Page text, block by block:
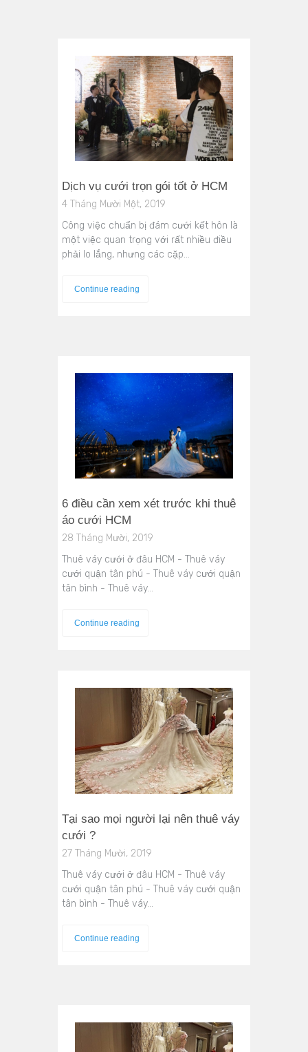
Dịch vụ cưới trọn gói tốt ở HCM
4 Tháng Mười Một, 2019
Công việc chuẩn bị đám cưới kết hôn là
một việc quan trọng với rất nhiều điều
phải lo lắng, nhưng các cặp…
Continue reading
6 điều cần xem xét trước khi thuê
áo cưới HCM
28 Tháng Mười, 2019
Thuê váy cưới ở đâu HCM - Thuê váy
cưới quận tân phú - Thuê váy cưới quận
tân bình - Thuê váy…
Continue reading
Tại sao mọi người lại nên thuê váy
cưới ?
27 Tháng Mười, 2019
Thuê váy cưới ở đâu HCM - Thuê váy
cưới quận tân phú - Thuê váy cưới quận
tân bình - Thuê váy…
Continue reading